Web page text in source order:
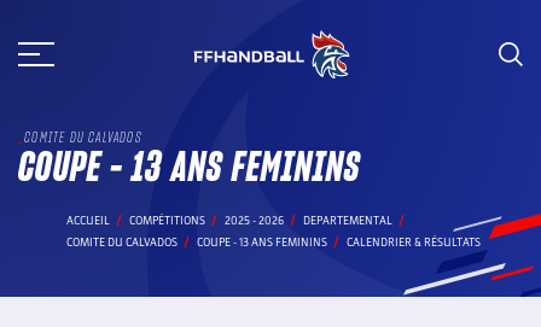
au
COMITE DU CALVADOS
COUPE - 13 ANS FEMININS
ACCUEIL COMPÉTITIONS 2025 - 2026
DEPARTEMENTAL
COMITE DU CALVADOS
COUPE - 13 ANS FEMININS CALENDRIER & RÉSULTATS